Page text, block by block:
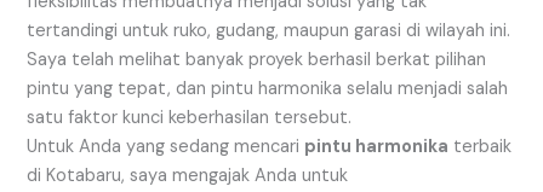
tertandingi untuk ruko, gudang, maupun garasi di wilayah ini.
Saya telah melihat banyak proyek berhasil berkat pilihan
pintu yang tepat, dan pintu harmonika selalu menjadi salah
satu faktor kunci keberhasilan tersebut.
Untuk Anda yang sedang mencari pintu harmonika terbaik
di Kotabaru, saya mengajak Anda untuk